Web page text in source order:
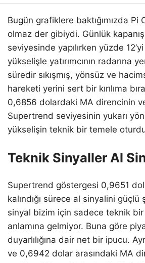
Bugün grafiklere baktığımızda Pi
olmaz der gibiydi. Günlük
seviyesinde yapılırken yüzde
yükselişle yatırımcının radarına
süredir sıkışmış, yönsüz ve
hareketi yerini sert bir kırılıma
0,6856 dolardaki MA direncinin
Supertrend seviyesinin yukarı
yükselişin teknik bir temele
Teknik Sinyaller Al
Supertrend göstergesi 0,9651
kalındığı sürece al sinyalini
sinyal bizim için sadece teknik
anlamına gelmiyor. Buna göre
duyarlılığına dair net bir ipucu.
ve 0,6942 dolar arasındaki MA